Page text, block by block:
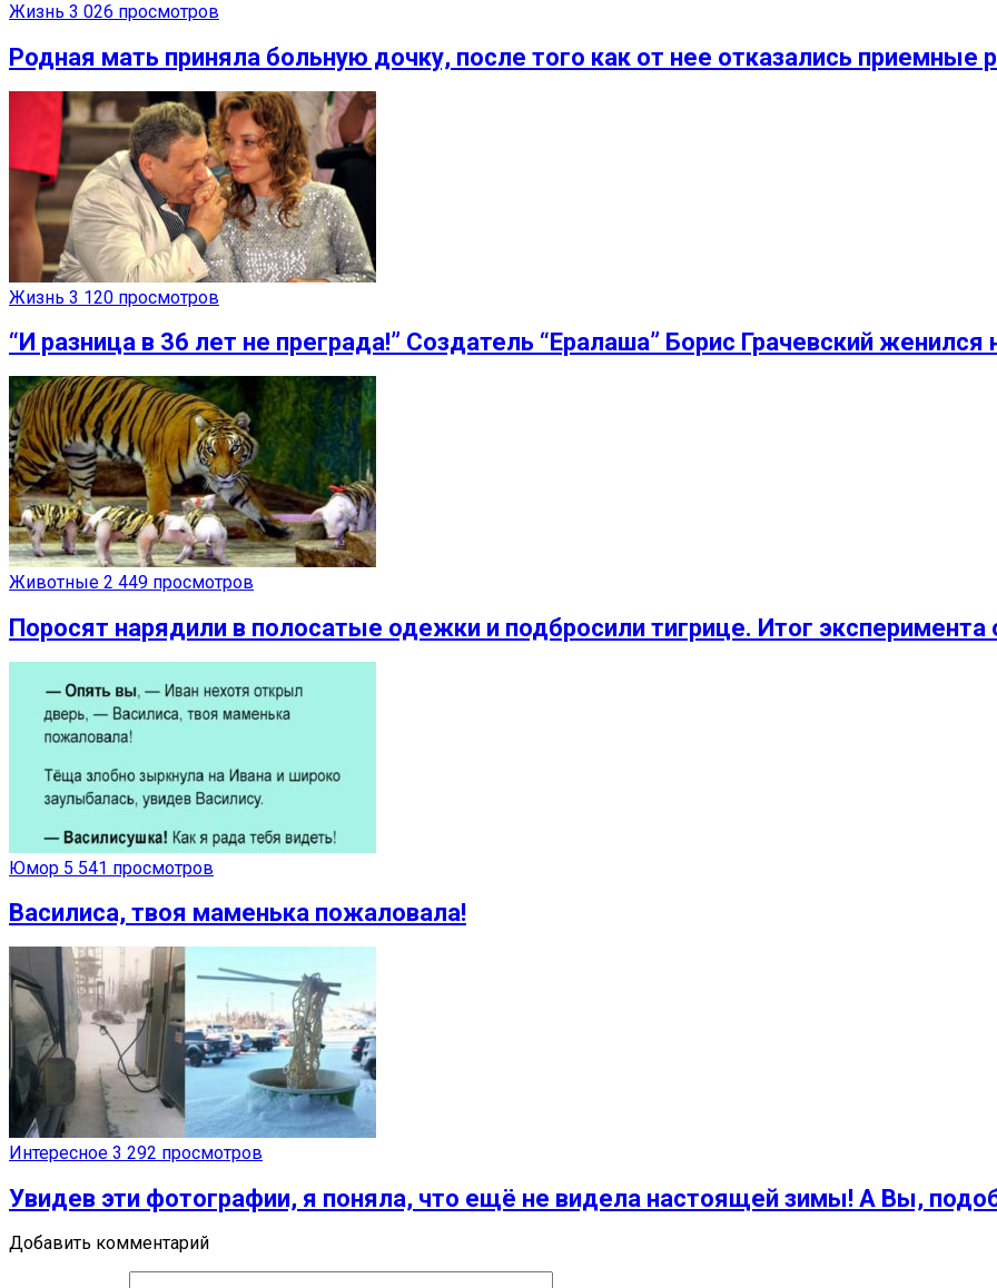
Жизнь 3 026 просмотров
Родная мать приняла больную дочку, после того как от нее отказались приемные
Жизнь 3 120 просмотров
“И разница в 36 лет не преграда!” Создатель “Ералаша” Борис Грачевский
Животные 2 449 просмотров
Поросят нарядили в полосатые одежки и подбросили тигрице. Итог
Юмор 5 541 просмотров
Василиса, твоя маменька пожаловала!
Интересное 3 292 просмотров
Увидев эти фотографии, я поняла, что ещё не видела настоящей зимы! А Вы,
Добавить комментарий